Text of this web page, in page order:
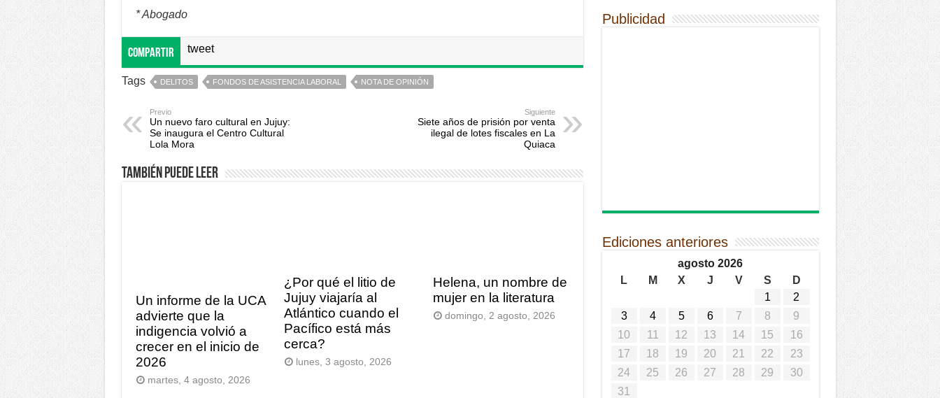
* Abogado
Compartir tweet
Tags DELITOS FONDOS DE ASISTENCIA LABORAL NOTA DE OPINIÓN
Previo
Un nuevo faro cultural en Jujuy:
Se inaugura el Centro Cultural
Lola Mora
Siguiente
Siete años de prisión por venta
ilegal de lotes fiscales en La
Quiaca
También puede leer
Un informe de la UCA
advierte que la
indigencia volvió a
crecer en el inicio de
2026
martes, 4 agosto, 2026
¿Por qué el litio de
Jujuy viajaría al
Atlántico cuando el
Pacífico está más
cerca?
lunes, 3 agosto, 2026
Helena, un nombre de
mujer en la literatura
domingo, 2 agosto, 2026
Publicidad
Ediciones anteriores
agosto 2026
L
M X J V S
D
1
2
3
4 5 6 7 8
9
10
11 12 13 14 15
16
17
18 19 20 21 22
23
24
25 26 27 28 29
30
31